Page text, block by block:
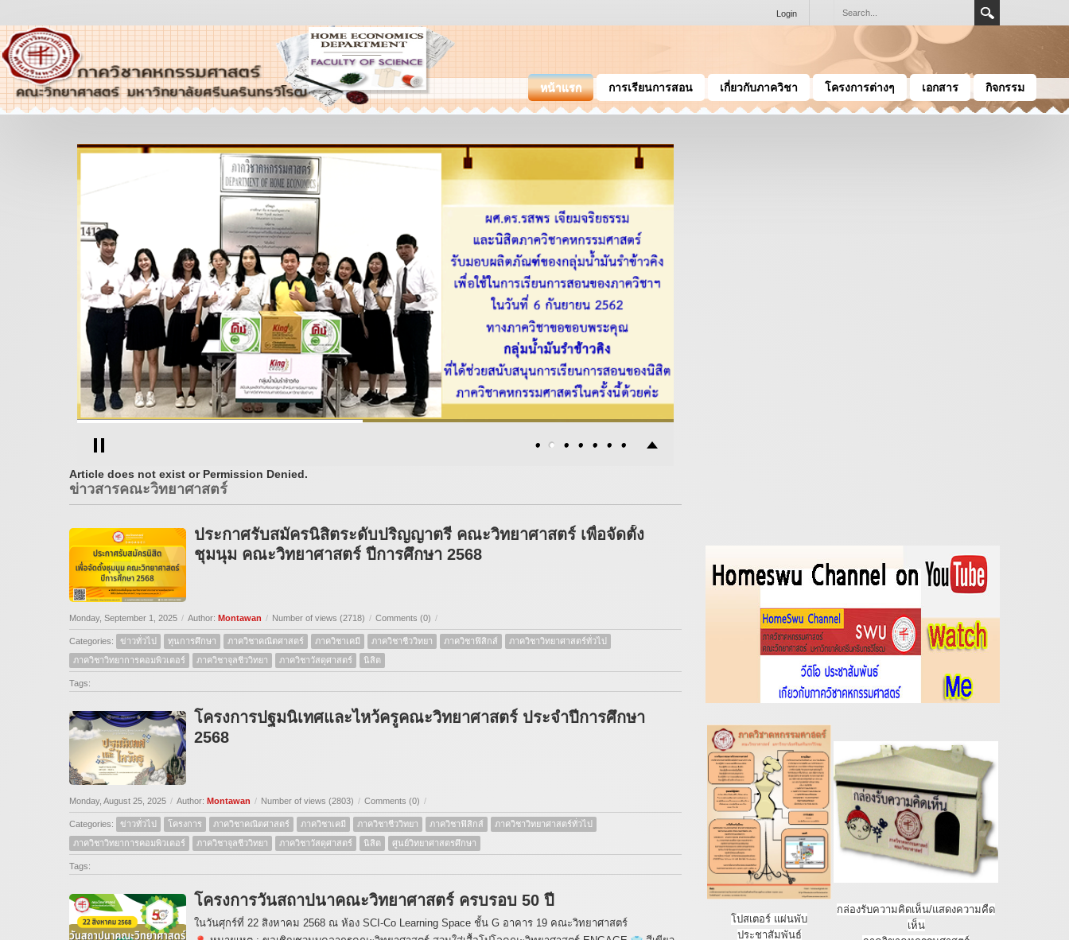
Login
หน้าแรก การเรียนการสอน เกี่ยวกับภาควิชา โครงการต่างๆ เอกสาร กิจกรรม
Article does not exist or Permission Denied.
ข่าวสารคณะวิทยาศาสตร์
ประกาศรับสมัครนิสิตระดับปริญญาตรี คณะวิทยาศาสตร์ เพื่อจัดตั้ง
ชุมนุม คณะวิทยาศาสตร์ ปีการศึกษา 2568
Monday, September 1, 2025 / Author: Montawan / Number of views (2718) / Comments (0) /
Categories: ข่าวทั่วไป ทุนการศึกษา ภาควิชาคณิตศาสตร์ ภาควิชาเคมี ภาควิชาชีววิทยา ภาควิชาฟิสิกส์
ภาควิชาวิทยาศาสตร์ทั่วไป
ภาควิชาวิทยาการคอมพิวเตอร์
ภาควิชาจุลชีววิทยา ภาควิชาวัสดุศาสตร์ นิสิต
Tags:
โครงการปฐมนิเทศและไหว้ครูคณะวิทยาศาสตร์ ประจำปีการศึกษา
2568
Monday, August 25, 2025 / Author: Montawan / Number of views (2803) / Comments (0) /
Categories: ข่าวทั่วไป โครงการ ภาควิชาคณิตศาสตร์ ภาควิชาเคมี ภาควิชาชีววิทยา ภาควิชาฟิสิกส์
ภาควิชาวิทยาศาสตร์ทั่วไป
ภาควิชาวิทยาการคอมพิวเตอร์
ภาควิชาจุลชีววิทยา ภาควิชาวัสดุศาสตร์ นิสิต ศูนย์วิทยาศาสตรศึกษา
Tags:
โครงการวันสถาปนาคณะวิทยาศาสตร์ ครบรอบ 50 ปี
ในวันศุกร์ที่ 22 สิงหาคม 2568 ณ ห้อง SCI-Co Learning Space ชั้น G อาคาร 19 คณะวิทยาศาสตร์
โปสเตอร์ แผ่นพับ
ประชาสัมพันธ์
กล่องรับความคิดเห็น/แสดงความคืด
เห็น